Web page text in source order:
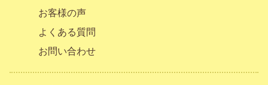
お客様の声
よくある質問
お問い合わせ